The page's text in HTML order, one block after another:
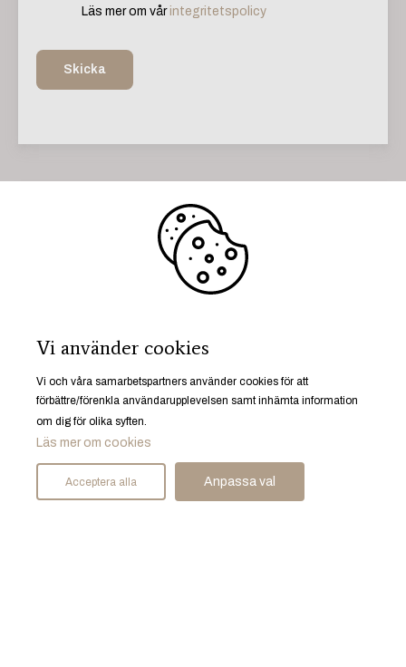
Läs mer om vårintegritetspolicy
Start
Bostäder
Spekulantregister
Karriär
Vi använder cookies
Vi och våra samarbetspartners använder cookies för att
förbättre/förenkla användarupplevelsen samt inhämta information
om dig för olika syften.
Läs mer om cookies
Acceptera alla Anpassa val